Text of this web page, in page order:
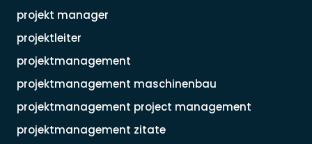
projekt manager
projektleiter
projektmanagement
projektmanagement maschinenbau
projektmanagement project management
projektmanagement zitate